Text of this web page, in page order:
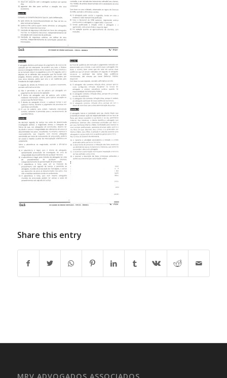
Share this entry